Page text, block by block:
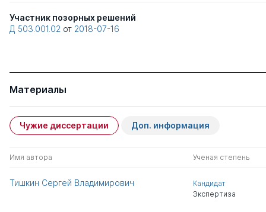
Участник позорных решений
Д 503.001.02 от 2018-07-16
Материалы
Чужие диссертации Доп. информация
Имя автора Ученая степень
Тишкин Сергей Владимирович
Кандидат
Экспертиза